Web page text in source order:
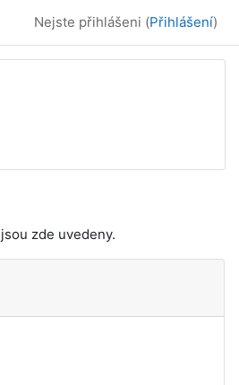
Nejste přihlášeni (Přihlášení)
zde uvedeny.